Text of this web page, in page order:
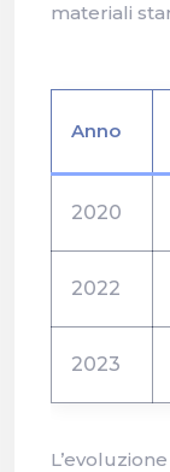
materiali
Anno
2020
2022
2023